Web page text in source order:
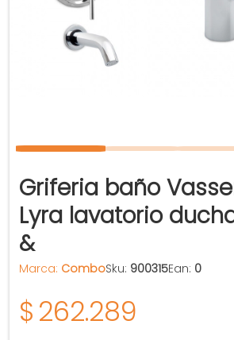
Griferia baño
Lyra lavatorio
&
Marca: ComboSku: 900315Ean: 0
$262.289